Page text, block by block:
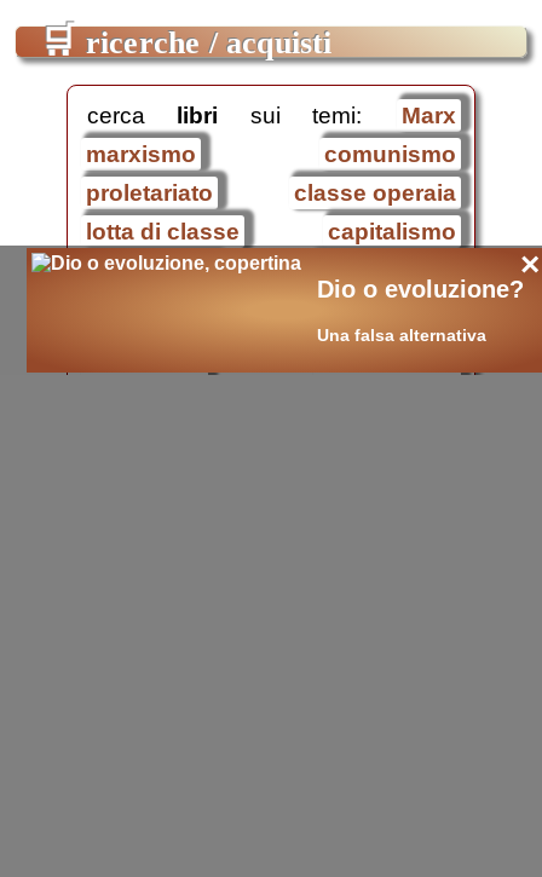
🛒 ricerche / acquisti
cerca libri sui temi:
Marx
marxismo
comunismo
proletariato
classe operaia
lotta di classe
capitalismo
alienazione
dittatura del proletariato
×
Dio o evoluzione?
Una falsa alternativa